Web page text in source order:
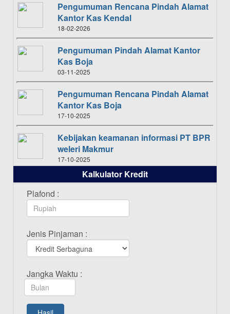
Pengumuman Rencana Pindah Alamat
Kantor Kas Kendal
18-02-2026
Pengumuman Pindah Alamat Kantor
Kas Boja
03-11-2025
Pengumuman Rencana Pindah Alamat
Kantor Kas Boja
17-10-2025
Kebijakan keamanan informasi PT BPR
weleri Makmur
17-10-2025
Daftar Pemenang Undian TAMASHA
Bulan Oktober 2025
16-10-2025
Bulan September 2025
20-09-2025
Daftar Pemenang Undian TAMASHA
Bulan Agustus 2025
Kalkulator Kredit
Plafond :
Jenis Pinjaman :
Jangka Waktu :